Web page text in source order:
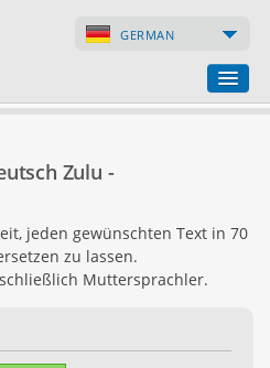
GERMAN
Zulu -
jeden gewünschten Text in 70
zu lassen.
Muttersprachler.